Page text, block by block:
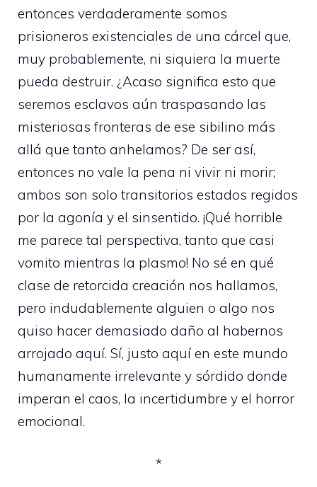
entonces verdaderamente somos
prisioneros existenciales de una cárcel que,
muy probablemente, ni siquiera la muerte
pueda destruir. ¿Acaso significa esto que
seremos esclavos aún traspasando las
misteriosas fronteras de ese sibilino más
allá que tanto anhelamos? De ser así,
entonces no vale la pena ni vivir ni morir;
ambos son solo transitorios estados regidos
por la agonía y el sinsentido. ¡Qué horrible
me parece tal perspectiva, tanto que casi
vomito mientras la plasmo! No sé en qué
clase de retorcida creación nos hallamos,
pero indudablemente alguien o algo nos
quiso hacer demasiado daño al habernos
arrojado aquí. Sí, justo aquí en este mundo
humanamente irrelevante y sórdido donde
imperan el caos, la incertidumbre y el horror
emocional.
*